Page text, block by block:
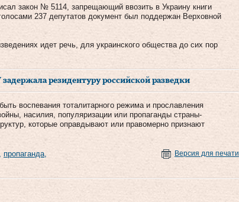
закон № 5114, запрещающий ввозить в Украину книги
237 депутатов документ был поддержан Верховной
идет речь, для украинского общества до сих пор
резидентуру российской разведки
воспевания тоталитарного режима и прославления
насилия, популяризации или пропаганды страны-
которые оправдывают или правомерно признают
пропаганда Версия для печати